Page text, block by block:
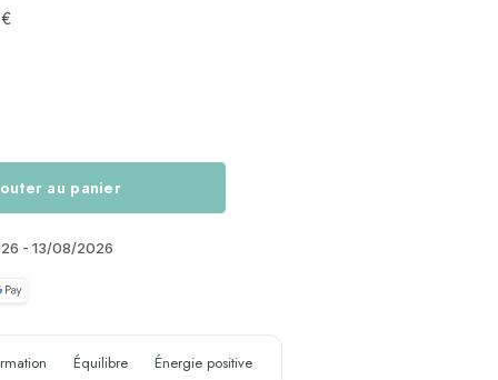
au panier
- 13/08/2026
Équilibre Énergie positive